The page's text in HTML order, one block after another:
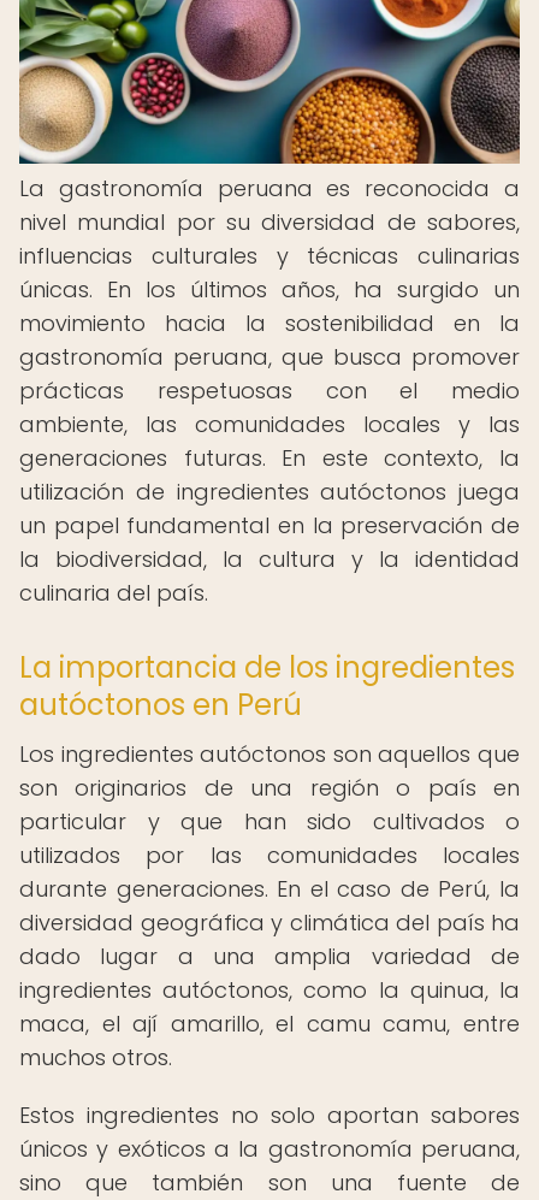
La gastronomía peruana es reconocida a
nivel mundial por su diversidad de sabores,
influencias culturales y técnicas culinarias
únicas. En los últimos años, ha surgido un
movimiento hacia la sostenibilidad en la
gastronomía peruana, que busca promover
prácticas respetuosas con el medio
ambiente, las comunidades locales y las
generaciones futuras. En este contexto, la
utilización de ingredientes autóctonos juega
un papel fundamental en la preservación de
la biodiversidad, la cultura y la identidad
culinaria del país.
La importancia de los ingredientes
autóctonos en Perú
Los ingredientes autóctonos son aquellos que
son originarios de una región o país en
particular y que han sido cultivados o
utilizados por las comunidades locales
durante generaciones. En el caso de Perú, la
diversidad geográfica y climática del país ha
dado lugar a una amplia variedad de
ingredientes autóctonos, como la quinua, la
maca, el ají amarillo, el camu camu, entre
muchos otros.
Estos ingredientes no solo aportan sabores
únicos y exóticos a la gastronomía peruana,
sino que también son una fuente de